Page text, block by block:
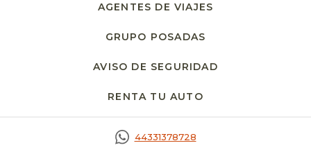
AGENTES DE VIAJES
GRUPO POSADAS
AVISO DE SEGURIDAD
RENTA TU AUTO
44331378728